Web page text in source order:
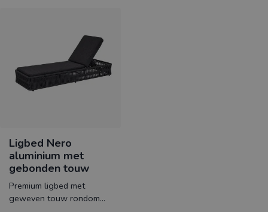
Ligbed Nero
aluminium met
gebonden touw
Premium ligbed met
geweven touw rondom